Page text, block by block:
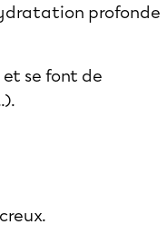
profonde
se font de